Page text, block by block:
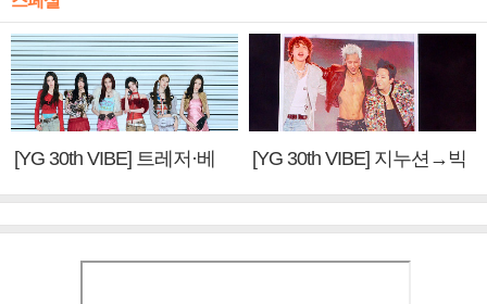
[YG 30th VIBE] 트레저·베
[YG 30th VIBE] 지누션→빅